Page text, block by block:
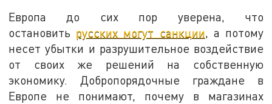
Европа до сих пор уверена, что
остановить русских могут санкции, а потому
несет убытки и разрушительное воздействие
от своих же решений на собственную
экономику. Добропорядочные граждане в
Европе не понимают, почему в магазинах